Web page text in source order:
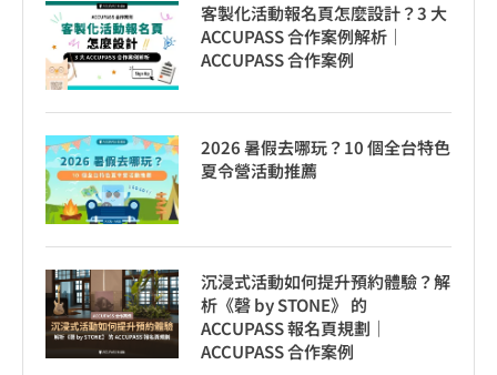
客製化活動報名頁怎麼設計？3 大
ACCUPASS 合作案例解析｜
ACCUPASS 合作案例
2026 暑假去哪玩？10 個全台特色
夏令營活動推薦
沉浸式活動如何提升預約體驗？解
析《磬 by STONE》 的
ACCUPASS 報名頁規劃｜
ACCUPASS 合作案例